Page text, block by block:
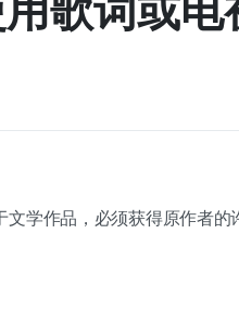
歌词或电
学作品，必须获得原作者的